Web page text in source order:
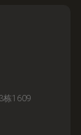
栋1609